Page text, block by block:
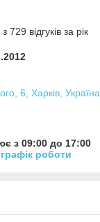
729 відгуків за рік
6, Харків, Україна
з 09:00 до 17:00
роботи